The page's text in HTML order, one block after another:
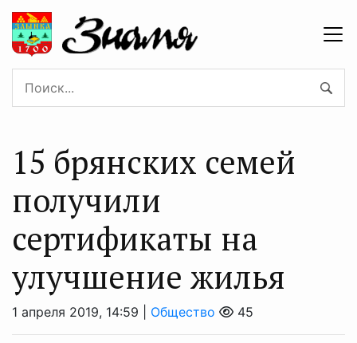
15 брянских семей
получили
сертификаты на
улучшение жилья
1 апреля 2019, 14:59 | Общество 45